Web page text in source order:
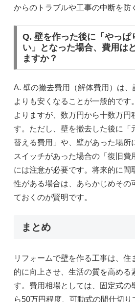
からのトラブルや工事の中断を防
Q. 壁を作った後に「やっぱ
い」となった場合、費用は
ますか？
A. 壁の撤去費用（解体費用）は
よりも安くなることが一般的です
よりますが、数万円から十数万円
す。ただし、壁を撤去した後に「
替える費用」や、壁があった場所
スイッチがあった場合の「復旧費
には注意が必要です。将来的に間
性がある場合は、あらかじめその
ておくのが賢明です。
まとめ
リフォームで壁を作る工事は、住
的に向上させ、生活の質を高める
す。費用相場としては、固定式の
ら50万円程度、可動式の間仕切り